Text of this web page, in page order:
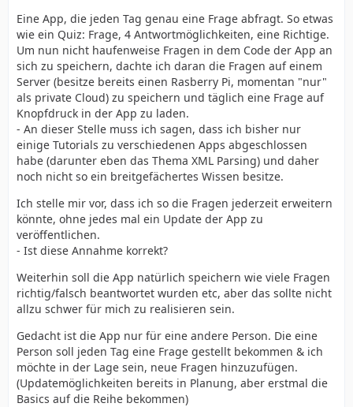
Eine App, die jeden Tag genau eine Frage abfragt. So etwas
wie ein Quiz: Frage, 4 Antwortmöglichkeiten, eine Richtige.
Um nun nicht haufenweise Fragen in dem Code der App an
sich zu speichern, dachte ich daran die Fragen auf einem
Server (besitze bereits einen Rasberry Pi, momentan "nur"
als private Cloud) zu speichern und täglich eine Frage auf
Knopfdruck in der App zu laden.
- An dieser Stelle muss ich sagen, dass ich bisher nur
einige Tutorials zu verschiedenen Apps abgeschlossen
habe (darunter eben das Thema XML Parsing) und daher
noch nicht so ein breitgefächertes Wissen besitze.
Ich stelle mir vor, dass ich so die Fragen jederzeit erweitern
könnte, ohne jedes mal ein Update der App zu
veröffentlichen.
- Ist diese Annahme korrekt?
Weiterhin soll die App natürlich speichern wie viele Fragen
richtig/falsch beantwortet wurden etc, aber das sollte nicht
allzu schwer für mich zu realisieren sein.
Gedacht ist die App nur für eine andere Person. Die eine
Person soll jeden Tag eine Frage gestellt bekommen & ich
möchte in der Lage sein, neue Fragen hinzuzufügen.
(Updatemöglichkeiten bereits in Planung, aber erstmal die
Basics auf die Reihe bekommen)